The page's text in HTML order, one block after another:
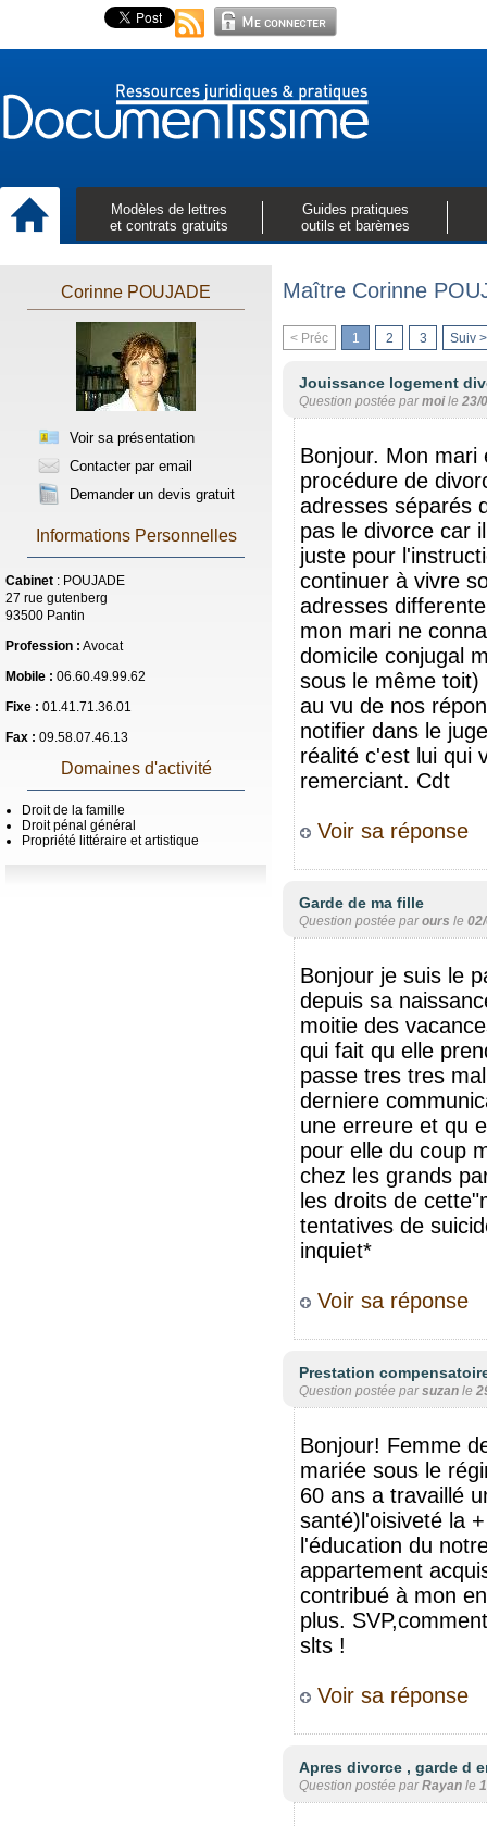
Modèles de lettres
et contrats gratuits
Guides pratiques
outils et barèmes
Corinne POUJADE
Voir sa présentation
Contacter par email
Demander un devis gratuit
Informations Personnelles
Cabinet : POUJADE
27 rue gutenberg
93500 Pantin
Profession : Avocat
Mobile : 06.60.49.99.62
Fixe : 01.41.71.36.01
Fax : 09.58.07.46.13
Domaines d'activité
Droit de la famille
Droit pénal général
Propriété littéraire et artistique
Maître Corinne
< Préc 1 2 3 Suiv >
Jouissance logement
Question postée parmoile 23/
Bonjour. Mon
procédure de
adresses séparés
pas le divorce car
juste pour
continuer à vivre
adresses
mon mari ne
domicile conjugal
sous le même toit)
au vu de nos
notifier dans le
réalité c'est lui qui
remerciant. Cdt
Voir sa réponse
Garde de ma fille
Question postée parours le
Bonjour je suis le
depuis sa
moitie des
qui fait qu elle
passe tres tres
derniere
une erreure et qu
pour elle du coup
chez les grands
les droits de
tentatives de
inquiet*
Voir sa réponse
Prestation
Question postée parsuzan le
Bonjour! Femme
mariée sous le
60 ans a travaillé
santé)l'oisiveté la
l'éducation du
appartement
contribué à mon
plus.
slts !
Voir sa réponse
Apres divorce , garde d
Question postée parRayan le